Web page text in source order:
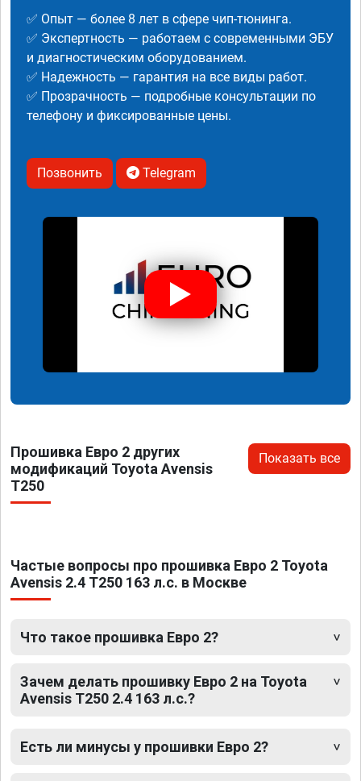
✅ Опыт — более 8 лет в сфере чип-тюнинга.
✅ Экспертность — работаем с современными ЭБУ
и диагностическим оборудованием.
✅ Надежность — гарантия на все виды работ.
✅ Прозрачность — подробные консультации по
телефону и фиксированные цены.
Позвонить Telegram
Прошивка Евро 2 других
модификаций Toyota Avensis
T250
Показать все
Частые вопросы про прошивка Евро 2 Toyota
Avensis 2.4 T250 163 л.с. в Москве
Что такое прошивка Евро 2?
Зачем делать прошивку Евро 2 на Toyota
Avensis T250 2.4 163 л.с.?
Есть ли минусы у прошивки Евро 2?